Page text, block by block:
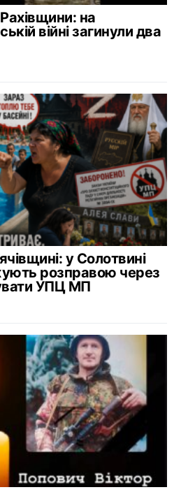
на
війні загинули два
у Солотвині
розправою через
УПЦ МП